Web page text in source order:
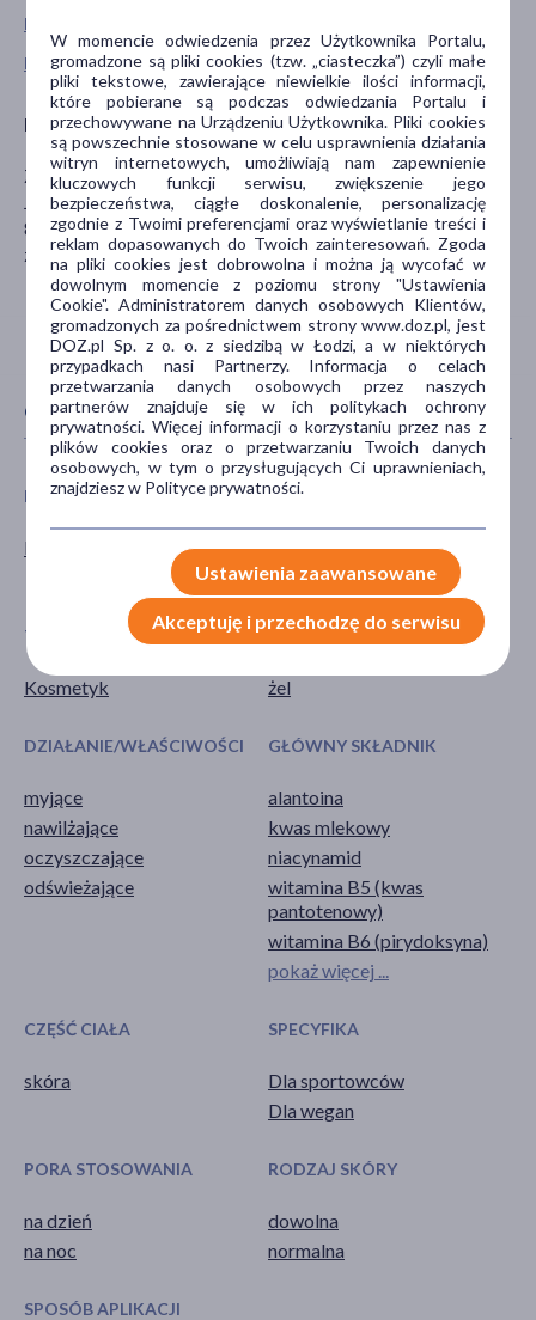
Pokaż wszystkie produkty ZIAJA
Pokaż wszystkie produkty linii Yego marki Ziaja
Producent
ZIAJA
Jesienna 9
80-298 Gdańsk
ziaja@ziaja.com
CECHY PRODUKTU
PŁEĆ
Mężczyzna
WIEK
dla młodzieży
dla dorosłych
TYP PRODUKTU
Kosmetyk
POSTAĆ
żel
DZIAŁANIE/WŁAŚCIWOŚCI
myjące
nawilżające
oczyszczające
odświeżające
GŁÓWNY SKŁADNIK
alantoina
kwas mlekowy
niacynamid
witamina B5 (kwas
pantotenowy)
witamina B6 (pirydoksyna)
pokaż więcej ...
CZĘŚĆ CIAŁA
skóra
SPECYFIKA
Dla sportowców
Dla wegan
PORA STOSOWANIA
na dzień
na noc
RODZAJ SKÓRY
dowolna
normalna
SPOSÓB APLIKACJI
W momencie odwiedzenia przez Użytkownika Portalu,
gromadzone są pliki cookies (tzw. „ciasteczka”) czyli małe
pliki tekstowe, zawierające niewielkie ilości informacji,
które pobierane są podczas odwiedzania Portalu i
przechowywane na Urządzeniu Użytkownika. Pliki cookies
są powszechnie stosowane w celu usprawnienia działania
witryn internetowych, umożliwiają nam zapewnienie
kluczowych funkcji serwisu, zwiększenie jego
bezpieczeństwa, ciągłe doskonalenie, personalizację
zgodnie z Twoimi preferencjami oraz wyświetlanie treści i
reklam dopasowanych do Twoich zainteresowań. Zgoda
na pliki cookies jest dobrowolna i można ją wycofać w
dowolnym momencie z poziomu strony "Ustawienia
Cookie". Administratorem danych osobowych Klientów,
gromadzonych za pośrednictwem strony www.doz.pl, jest
DOZ.pl Sp. z o. o. z siedzibą w Łodzi, a w niektórych
przypadkach nasi Partnerzy. Informacja o celach
przetwarzania danych osobowych przez naszych
partnerów znajduje się w ich politykach ochrony
prywatności. Więcej informacji o korzystaniu przez nas z
plików cookies oraz o przetwarzaniu Twoich danych
osobowych, w tym o przysługujących Ci uprawnieniach,
znajdziesz w Polityce prywatności.
Ustawienia zaawansowane
Akceptuję i przechodzę do serwisu